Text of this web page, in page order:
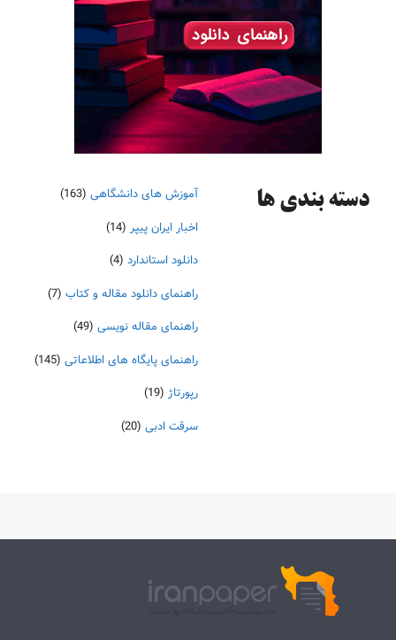
دسته‌ بندی ها آموزش های دانشگاهی (163)
اخبار ایران پیپر (14)
دانلود استاندارد (4)
راهنمای دانلود مقاله و کتاب (7)
راهنمای مقاله نویسی (49)
راهنمای پایگاه های اطلاعاتی (145)
رپورتاژ (19)
سرقت ادبی (20)